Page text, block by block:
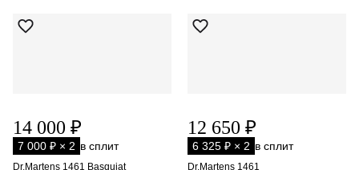
14 000 ₽
7 000 ₽ × 2 в сплит
Dr.Martens 1461 Basquiat
12 650 ₽
6 325 ₽ × 2 в сплит
Dr.Martens 1461